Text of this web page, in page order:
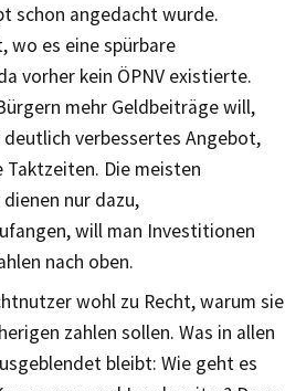
schon angedacht wurde.
wo es eine spürbare
vorher kein ÖPNV existierte.
mehr Geldbeiträge will,
verbessertes Angebot,
Taktzeiten. Die meisten
nur dazu,
will man Investitionen
nach oben.
wohl zu Recht, warum sie
zahlen sollen. Was in allen
bleibt: Wie geht es